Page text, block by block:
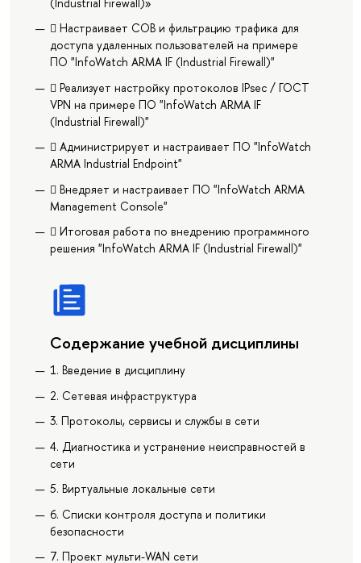
 Настраивает СОВ и фильтрацию трафика для
доступа удаленных пользователей на примере
ПО "InfoWatch ARMA IF (Industrial Firewall)"
 Реализует настройку протоколов IPsec / ГОСТ
VPN на примере ПО "InfoWatch ARMA IF
(Industrial Firewall)"
 Администрирует и настраивает ПО "InfoWatch
ARMA Industrial Endpoint"
 Внедряет и настраивает ПО "InfoWatch ARMA
Management Console"
 Итоговая работа по внедрению программного
решения "InfoWatch ARMA IF (Industrial Firewall)"
Содержание учебной дисциплины
1. Введение в дисциплину
2. Сетевая инфраструктура
3. Протоколы, сервисы и службы в сети
4. Диагностика и устранение неисправностей в
сети
5. Виртуальные локальные сети
6. Списки контроля доступа и политики
безопасности
7. Проект мульти-WAN сети